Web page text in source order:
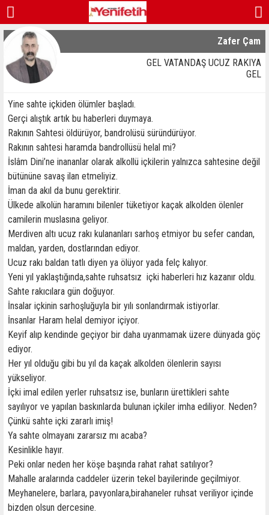
Zafer Çam
GEL VATANDAŞ UCUZ RAKIYA
GEL
Yine sahte içkiden ölümler başladı.
Gerçi alıştık artık bu haberleri duymaya.
Rakının Sahtesi öldürüyor, bandrolüsü süründürüyor.
Rakının sahtesi haramda bandrollüsü helal mi?
İslâm Dini’ne inananlar olarak alkollü içkilerin yalnızca sahtesine değil
bütününe savaş ilan etmeliyiz.
İman da akıl da bunu gerektirir.
Ülkede alkolün haramını bilenler tüketiyor kaçak alkolden ölenler
camilerin muslasına geliyor.
Merdiven altı ucuz rakı kulananları sarhoş etmiyor bu sefer candan,
maldan, yarden, dostlarından ediyor.
Ucuz rakı baldan tatlı diyen ya ölüyor yada felç kalıyor.
Yeni yıl yaklaştığında,sahte ruhsatsız içki haberleri hız kazanır oldu.
Sahte rakıcılara gün doğuyor.
İnsalar içkinin sarhoşluğuyla bir yılı sonlandırmak istiyorlar.
İnsanlar Haram helal demiyor içiyor.
Keyif alıp kendinde geçiyor bir daha uyanmamak üzere dünyada göç
ediyor.
Her yıl olduğu gibi bu yıl da kaçak alkolden ölenlerin sayısı
yükseliyor.
İçki imal edilen yerler ruhsatsız ise, bunların ürettikleri sahte
sayılıyor ve yapılan baskınlarda bulunan içkiler imha ediliyor. Neden?
Çünkü sahte içki zararlı imiş!
Ya sahte olmayanı zararsız mı acaba?
Kesinlikle hayır.
Peki onlar neden her köşe başında rahat rahat satılıyor?
Mahalle aralarında caddeler üzerin tekel bayilerinde geçilmiyor.
Meyhanelere, barlara, pavyonlara,birahaneler ruhsat veriliyor içinde
bizden olsun dercesine.